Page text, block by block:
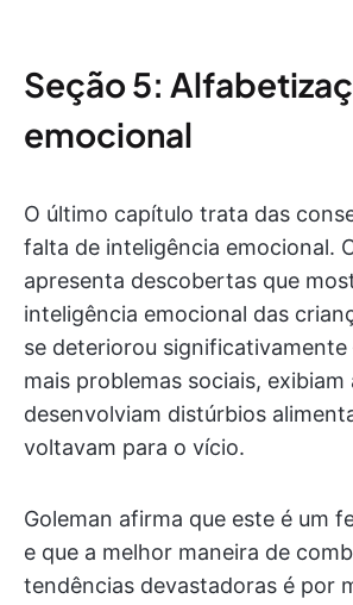
Seção 5:
emocional
O último capítulo trata das
falta de inteligência emocional.
apresenta descobertas que
inteligência emocional das
se deteriorou
mais problemas sociais, exibiam
desenvolviam distúrbios
voltavam para o vício.
Goleman afirma que este é um
e que a melhor maneira de
tendências devastadoras é por